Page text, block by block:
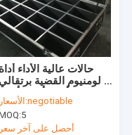
حالات عالية الأداء أداة
الألومنيوم القضية برتقالي
أزرق أسود أحمر
الأسعار:negotiable
5
أحصل على آخر سعر